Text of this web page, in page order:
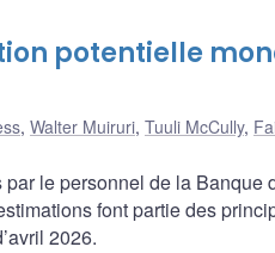
potentielle
, Walter Muiruri, Tuuli McCully,
le personnel de la Banque
font partie des
2026.